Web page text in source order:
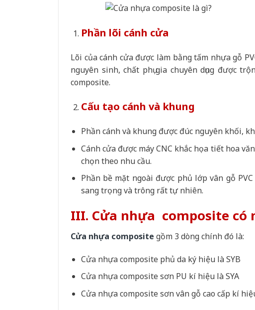
Phần lõi cánh cửa
Lõi của cánh cửa được làm bằng tấm nhựa gỗ
nguyên sinh, chất phụ gia chuyên dụng được
composite.
Cấu tạo cánh và khung
Phần cánh và khung được đúc nguyên khối,
Cánh cửa được máy CNC khắc họa tiết hoa
chọn theo nhu cầu.
Phần bề mặt ngoài được phủ lớp vân gỗ
sang trọng và trông rất tự nhiên.
III. Cửa nhựa composite có
Cửa nhựa composite gồm 3 dòng chính đó là:
Cửa nhựa composite phủ da ký hiệu là SYB
Cửa nhựa composite sơn PU kí hiệu là SYA
Cửa nhựa composite sơn vân gỗ cao cấp kí